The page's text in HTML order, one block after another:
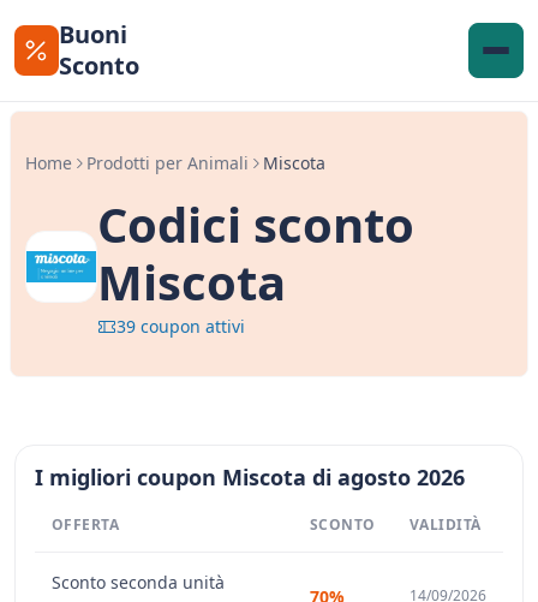
Buoni
Sconto
Home Prodotti per Animali Miscota
Codici sconto
Miscota
39 coupon attivi
I migliori coupon Miscota di agosto 2026
OFFERTA SCONTO VALIDITÀ
Sconto seconda unità
70% 14/09/2026